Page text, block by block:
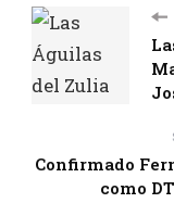
Confirmado
como